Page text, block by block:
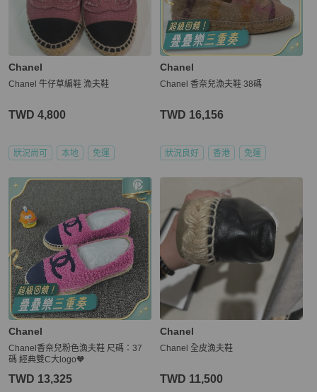
Chanel
Chanel 牛仔草編鞋 漁夫鞋
TWD 4,800
狀況尚可 本地 免運
Chanel
Chanel 香奈兒漁夫鞋 38碼
TWD 16,156
狀況良好 香港 免運
Chanel
Chanel香奈兒粉色漁夫鞋 尺碼：37
碼 經典雙C大logo🧡
TWD 13,325
Chanel
Chanel 全皮漁夫鞋
TWD 11,500